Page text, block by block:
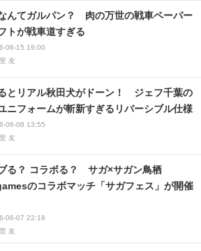
スの未来
選べる
ント
説
ニティ
かる
06-15 19:00
友
んてガルパン？ 肉の万世の戦車ペーパー
トが戦車道すぎる
06-08 13:55
友
とリアル秋田犬がドーン！ ジェフ千葉の
ニフォームが斬新すぎるリバーシブル仕様
06-07 22:18
友
る？ コラボる？ サガ×サガン鳥栖
のコラボマッチ「サガフェス」が開催